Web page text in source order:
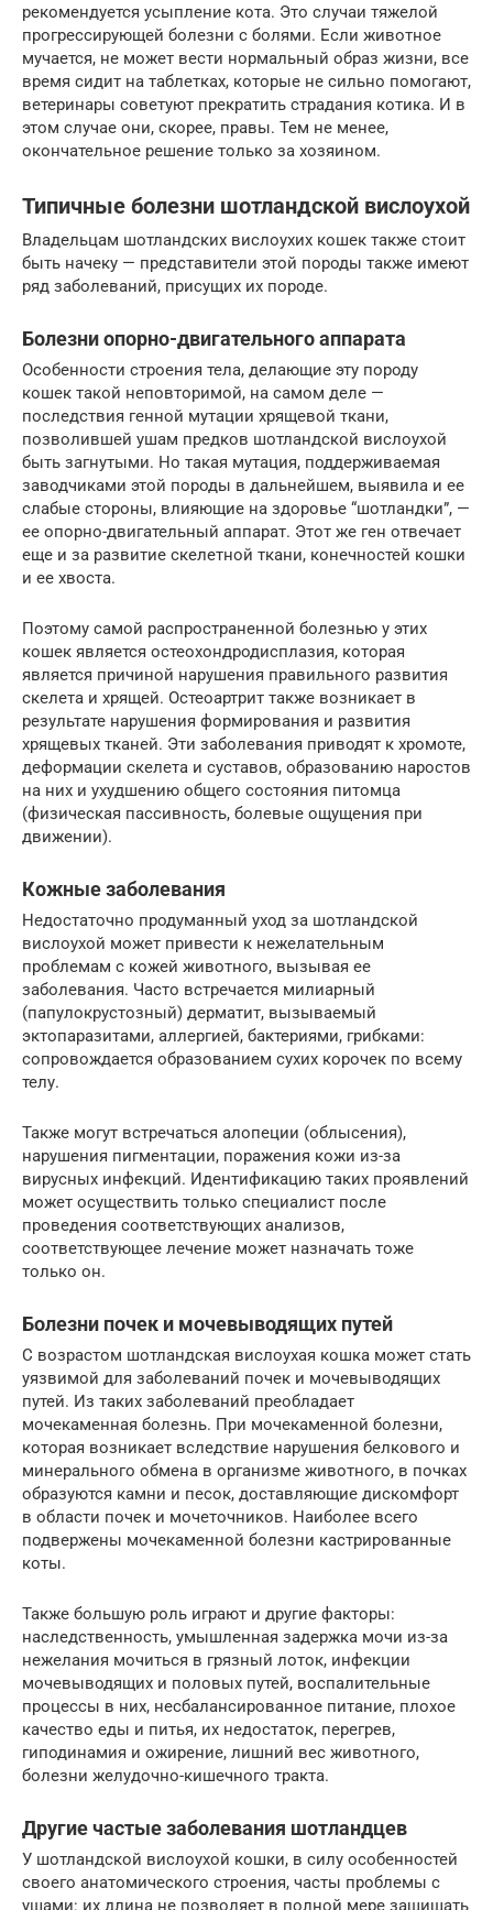
рекомендуется усыпление кота. Это случаи тяжелой
прогрессирующей болезни с болями. Если животное
мучается, не может вести нормальный образ жизни, все
время сидит на таблетках, которые не сильно помогают,
ветеринары советуют прекратить страдания котика. И в
этом случае они, скорее, правы. Тем не менее,
окончательное решение только за хозяином.
Типичные болезни шотландской вислоухой
Владельцам шотландских вислоухих кошек также стоит
быть начеку — представители этой породы также имеют
ряд заболеваний, присущих их породе.
Болезни опорно-двигательного аппарата
Особенности строения тела, делающие эту породу
кошек такой неповторимой, на самом деле —
последствия генной мутации хрящевой ткани,
позволившей ушам предков шотландской вислоухой
быть загнутыми. Но такая мутация, поддерживаемая
заводчиками этой породы в дальнейшем, выявила и ее
слабые стороны, влияющие на здоровье “шотландки”, —
ее опорно-двигательный аппарат. Этот же ген отвечает
еще и за развитие скелетной ткани, конечностей кошки
и ее хвоста.
Поэтому самой распространенной болезнью у этих
кошек является остеохондродисплазия, которая
является причиной нарушения правильного развития
скелета и хрящей. Остеоартрит также возникает в
результате нарушения формирования и развития
хрящевых тканей. Эти заболевания приводят к хромоте,
деформации скелета и суставов, образованию наростов
на них и ухудшению общего состояния питомца
(физическая пассивность, болевые ощущения при
движении).
Кожные заболевания
Недостаточно продуманный уход за шотландской
вислоухой может привести к нежелательным
проблемам с кожей животного, вызывая ее
заболевания. Часто встречается милиарный
(папулокрустозный) дерматит, вызываемый
эктопаразитами, аллергией, бактериями, грибками:
сопровождается образованием сухих корочек по всему
телу.
Также могут встречаться алопеции (облысения),
нарушения пигментации, поражения кожи из-за
вирусных инфекций. Идентификацию таких проявлений
может осуществить только специалист после
проведения соответствующих анализов,
соответствующее лечение может назначать тоже
только он.
Болезни почек и мочевыводящих путей
С возрастом шотландская вислоухая кошка может стать
уязвимой для заболеваний почек и мочевыводящих
путей. Из таких заболеваний преобладает
мочекаменная болезнь. При мочекаменной болезни,
которая возникает вследствие нарушения белкового и
минерального обмена в организме животного, в почках
образуются камни и песок, доставляющие дискомфорт
в области почек и мочеточников. Наиболее всего
подвержены мочекаменной болезни кастрированные
коты.
Также большую роль играют и другие факторы:
наследственность, умышленная задержка мочи из-за
нежелания мочиться в грязный лоток, инфекции
мочевыводящих и половых путей, воспалительные
процессы в них, несбалансированное питание, плохое
качество еды и питья, их недостаток, перегрев,
гиподинамия и ожирение, лишний вес животного,
болезни желудочно-кишечного тракта.
Другие частые заболевания шотландцев
У шотландской вислоухой кошки, в силу особенностей
своего анатомического строения, часты проблемы с
ушами: их длина не позволяет в полной мере защищать